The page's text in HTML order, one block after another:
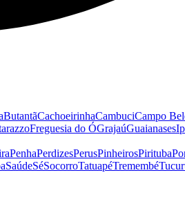
ButantãCachoeirinhaCambuciCampo
Freguesia do ÓGrajaúGuaianases
PenhaPerdizesPerusPinheirosPirituba
SaúdeSéSocorroTatuapéTremembé